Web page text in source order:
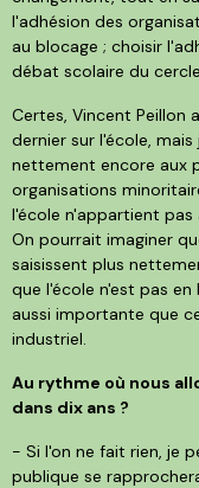
l'adhésion des
au blocage ; choisir
débat scolaire du
Certes, Vincent Peillon
dernier sur l'école,
nettement encore aux
organisations
l'école n'appartient pas
On pourrait imaginer
saisissent plus
que l'école n'est pas
aussi importante que
industriel.
Au rythme où nous
dans dix ans ?
- Si l'on ne fait rien, je
publique se